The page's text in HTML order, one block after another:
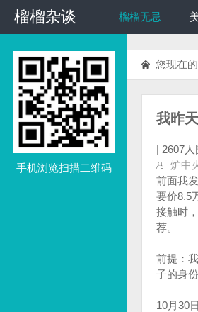
榴榴杂谈
榴榴杂谈 榴榴无忌
手机浏览扫描二维码
您现在
我昨
| 2607人
炉中
前面我
要价8.5
接触时
荐。
前提：
子的身
10月30